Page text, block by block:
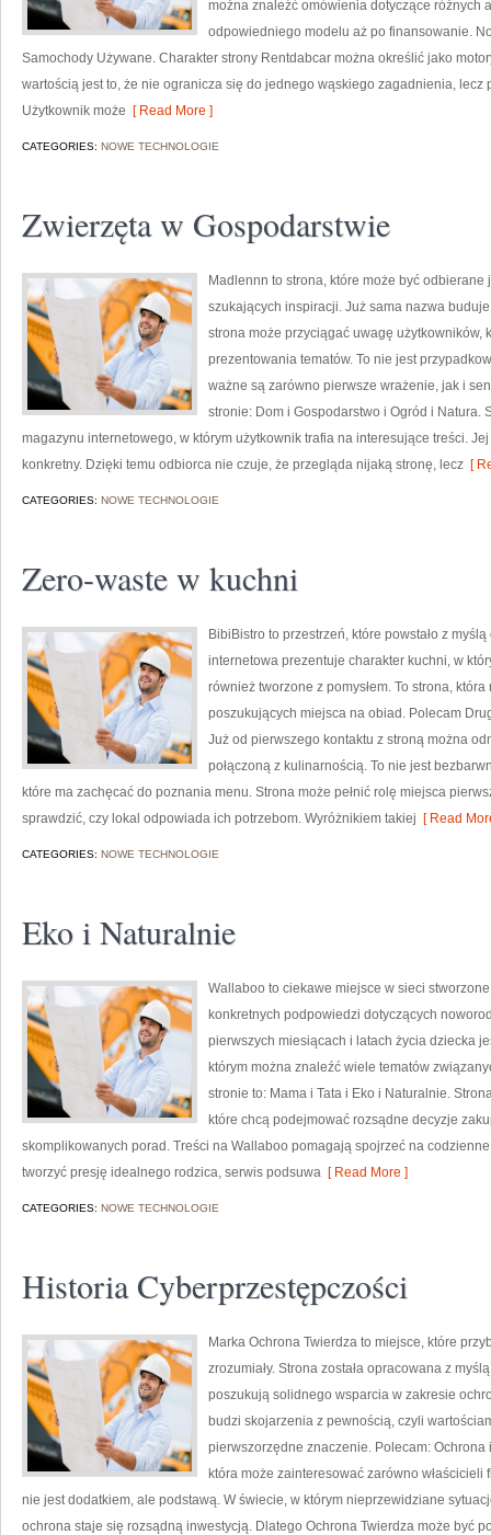
można znaleźć omówienia dotyczące różnych
odpowiedniego modelu aż po finansowanie.
Samochody Używane. Charakter strony Rentdabcar można określić jako
wartością jest to, że nie ogranicza się do jednego wąskiego zagadnienia, lecz
Użytkownik może [ Read More ]
CATEGORIES: NOWE TECHNOLOGIE
Zwierzęta w Gospodarstwie
Madlennn to strona, które może być
szukających inspiracji. Już sama nazwa
strona może przyciągać uwagę
prezentowania tematów. To nie jest
ważne są zarówno pierwsze wrażenie, jak i
stronie: Dom i Gospodarstwo i Ogród i Natura.
magazynu internetowego, w którym użytkownik trafia na interesujące treści.
konkretny. Dzięki temu odbiorca nie czuje, że przegląda nijaką stronę, lecz [
CATEGORIES: NOWE TECHNOLOGIE
Zero-waste w kuchni
BibiBistro to przestrzeń, które powstało z
internetowa prezentuje charakter kuchni, w
również tworzone z pomysłem. To strona,
poszukujących miejsca na obiad. Polecam
Już od pierwszego kontaktu z stroną można
połączoną z kulinarnością. To nie jest
które ma zachęcać do poznania menu. Strona może pełnić rolę miejsca
sprawdzić, czy lokal odpowiada ich potrzebom. Wyróżnikiem takiej [ Read
CATEGORIES: NOWE TECHNOLOGIE
Eko i Naturalnie
Wallaboo to ciekawe miejsce w sieci
konkretnych podpowiedzi dotyczących
pierwszych miesiącach i latach życia dziecka
którym można znaleźć wiele tematów
stronie to: Mama i Tata i Eko i Naturalnie.
które chcą podejmować rozsądne decyzje
skomplikowanych porad. Treści na Wallaboo pomagają spojrzeć na
tworzyć presję idealnego rodzica, serwis podsuwa [ Read More ]
CATEGORIES: NOWE TECHNOLOGIE
Historia Cyberprzestępczości
Marka Ochrona Twierdza to miejsce, które
zrozumiały. Strona została opracowana z
poszukują solidnego wsparcia w zakresie
budzi skojarzenia z pewnością, czyli
pierwszorzędne znaczenie. Polecam:
która może zainteresować zarówno
nie jest dodatkiem, ale podstawą. W świecie, w którym nieprzewidziane
ochrona staje się rozsądną inwestycją. Dlatego Ochrona Twierdza może być